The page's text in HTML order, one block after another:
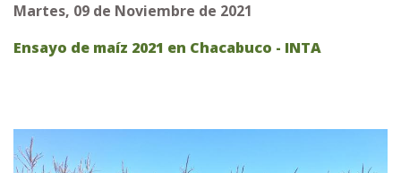
Martes, 09 de Noviembre de 2021
Ensayo de maíz 2021 en Chacabuco - INTA